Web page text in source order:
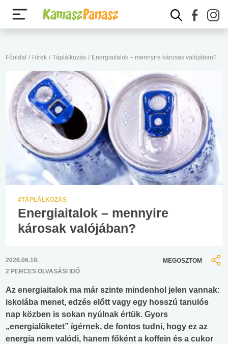
Főoldal / Hírek / Táplálkozás / Energiaitalok – mennyire károsak valójában?
#TÁPLÁLKOZÁS
Energiaitalok – mennyire
károsak valójában?
2026.06.10.
2 PERCES OLVASÁSI IDŐ
MEGOSZTOM
Az energiaitalok ma már szinte mindenhol jelen vannak:
iskolába menet, edzés előtt vagy egy hosszú tanulós
nap közben is sokan nyúlnak értük. Gyors
„energialöketet” ígérnek, de fontos tudni, hogy ez az
energia nem valódi, hanem főként a koffein és a cukor